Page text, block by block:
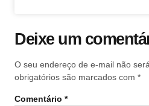
Deixe um
O seu endereço de e-mail não
obrigatórios são marcados com *
Comentário *